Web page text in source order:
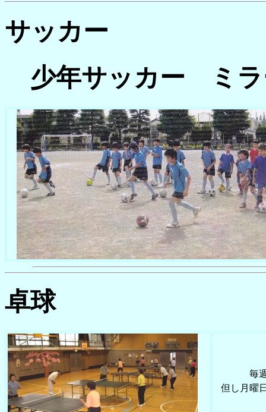
サッカー
少年サッカー ミラ
卓球
毎
但し月曜